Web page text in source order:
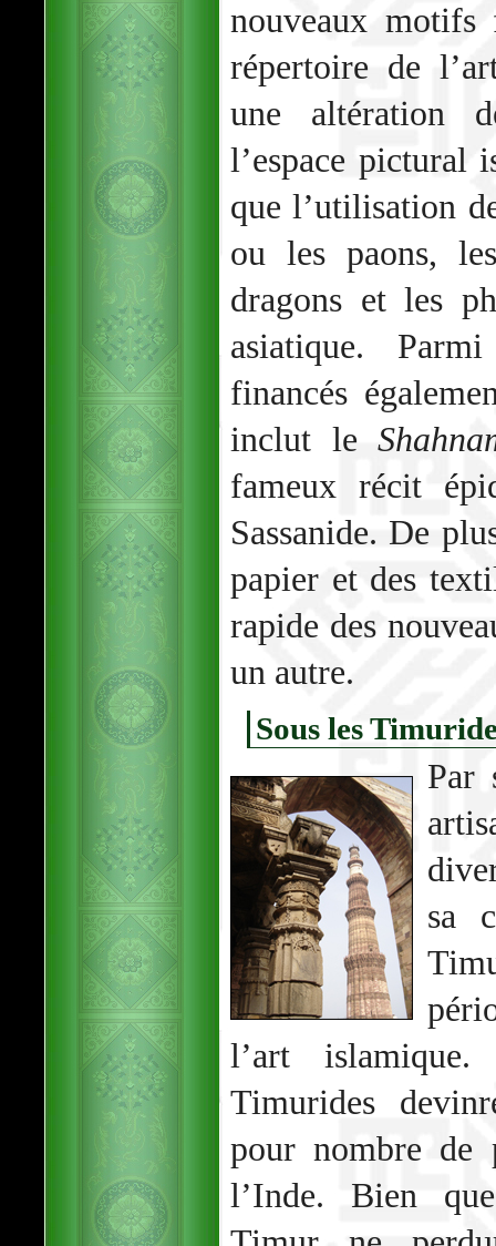
nouveaux
répertoire de
une altération
l’espace pictural
que l’utilisation
ou les paons,
dragons et les
asiatique.
financés
inclut le
fameux récit
Sassanide. De
papier et des
rapide des
un autre.
Sous les
Par
sa
l’art islamique.
Timurides
pour nombre de
l’Inde. Bien